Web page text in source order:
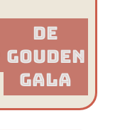
De
Gouden
Gala